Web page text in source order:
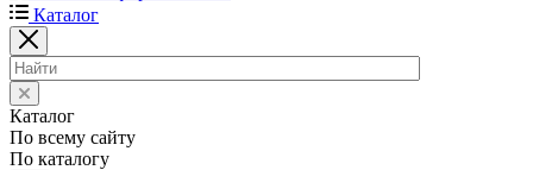
Каталог
Каталог
По всему сайту
По каталогу